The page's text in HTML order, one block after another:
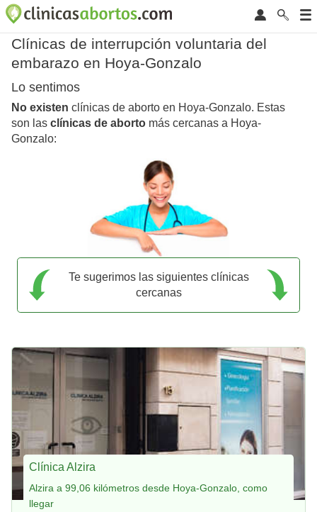
Clínicas de interrupción voluntaria del
embarazo en Hoya-Gonzalo
Lo sentimos
No existen clínicas de aborto en Hoya-Gonzalo. Estas
son las clínicas de aborto más cercanas a Hoya-
Gonzalo:
Te sugerimos las siguientes clínicas
cercanas
Clínica Alzira
Alzira a 99,06 kilómetros desde Hoya-Gonzalo, como
llegar